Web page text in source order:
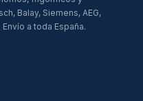
Balay, Siemens, AEG,
a toda España.